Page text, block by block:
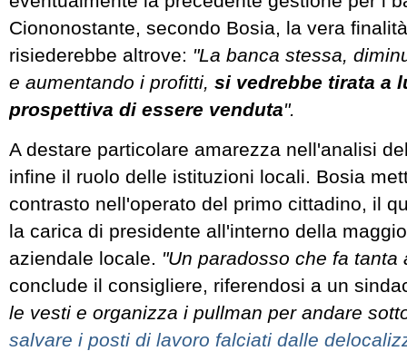
Ciononostante, secondo Bosia, la vera
risiederebbe altrove: "La banca stessa,
e aumentando i profitti, si vedrebbe tirata a
prospettiva di essere venduta".
A destare particolare amarezza nell'analisi
infine il ruolo delle istituzioni locali. Bosia
contrasto nell'operato del primo cittadino, il
la carica di presidente all'interno della
aziendale locale. "Un paradosso che fa tanta
conclude il consigliere, riferendosi a un
le vesti e organizza i pullman per andare
salvare i posti di lavoro falciati dalle